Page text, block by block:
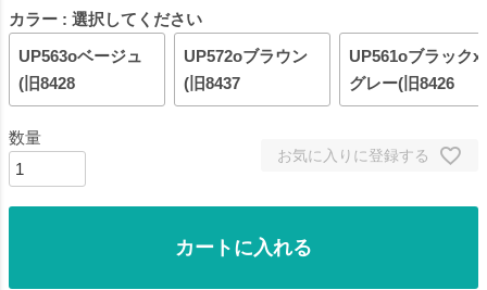
カラー
選択してください
UP563oベージュ
(旧8428
UP572oブラウン
(旧8437
UP561oブラックx
グレー(旧8426
お気に入りに登録する
カートに入れる